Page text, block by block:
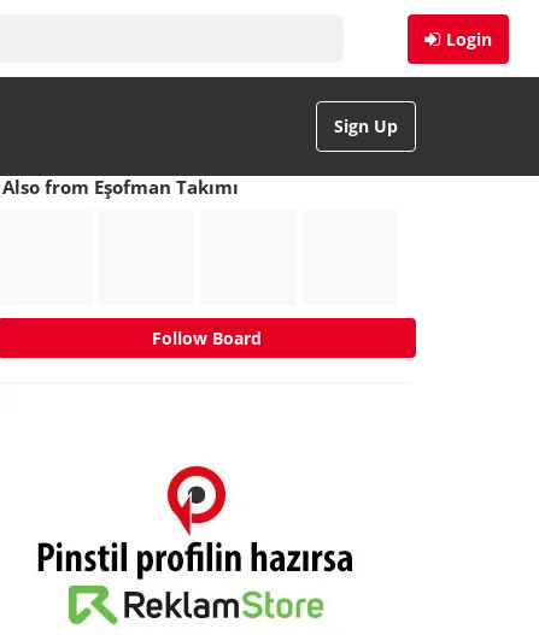
Login
Sign Up
Also from Eşofman Takımı
Follow Board